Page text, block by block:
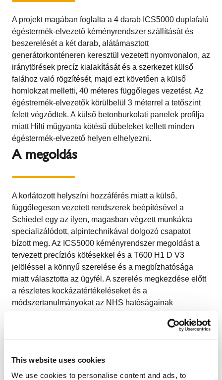
This website uses cookies
We use cookies to personalise content and ads, to
A projekt magában foglalta a 4 darab ICS5000 duplafalú
égéstermék-elvezető kéményrendszer szállítását és
beszerelését a két darab, alátámasztott
generátorkonténeren keresztül vezetett nyomvonalon, az
iránytörések precíz kialakítását és a szerkezet külső
falához való rögzítését, majd ezt követően a külső
homlokzat melletti, 40 méteres függőleges vezetést. Az
égéstremék-elvezetők körülbelül 3 méterrel a tetőszint
felett végződtek. A külső betonburkolati panelek profilja
miatt Hilti műgyanta kötésű dübeleket kellett minden
égéstermék-elvezető helyen elhelyezni.
A megoldás
A korlátozott helyszíni hozzáférés miatt a külső,
függőlegesen vezetett rendszerek beépítésével a
Schiedel egy az ilyen, magasban végzett munkákra
specializálódott, alpintechnikával dolgozó csapatot
bízott meg. Az ICS5000 kéményrendszer megoldást a
tervezett precíziós kötésekkel és a T600 H1 D V3
jelöléssel a könnyű szerelése és a megbízhatósága
miatt választotta az ügyfél. A szerelés megkezdése előtt
a részletes kockázatértékeléseket és a
módszertanulmányokat az NHS hatóságainak
A skóciai Glasgow West Endben található Gartnavel